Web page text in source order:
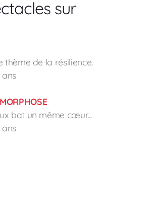
sur
thème de la résilience.
ans
bat un même cœur...
ans